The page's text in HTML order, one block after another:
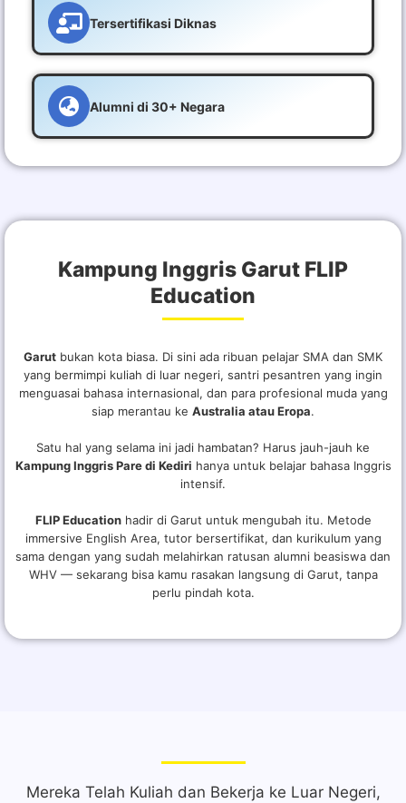
Tersertifikasi Diknas
Alumni di 30+ Negara
Kampung Inggris Garut FLIP
Education
Garut bukan kota biasa. Di sini ada ribuan pelajar SMA dan SMK
yang bermimpi kuliah di luar negeri, santri pesantren yang ingin
menguasai bahasa internasional, dan para profesional muda yang
siap merantau ke Australia atau Eropa.
Satu hal yang selama ini jadi hambatan? Harus jauh-jauh ke
Kampung Inggris Pare di Kediri hanya untuk belajar bahasa Inggris
intensif.
FLIP Educationhadir di Garut untuk mengubah itu. Metode
immersive English Area, tutor bersertifikat, dan kurikulum yang
sama dengan yang sudah melahirkan ratusan alumni beasiswa dan
WHV — sekarang bisa kamu rasakan langsung di Garut, tanpa
perlu pindah kota.
Mereka Telah Kuliah dan Bekerja ke Luar Negeri,